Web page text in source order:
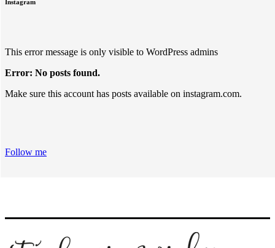
Instagram
This error message is only visible to WordPress admins
Error: No posts found.
Make sure this account has posts available on instagram.com.
Follow me